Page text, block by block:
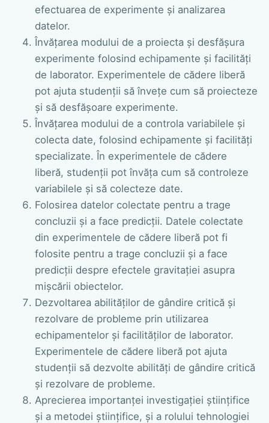
efectuarea de experimente și analizarea
datelor.
Învățarea modului de a proiecta și desfășura
experimente folosind echipamente și facilități
de laborator. Experimentele de cădere liberă
pot ajuta studenții să învețe cum să proiecteze
și să desfășoare experimente.
Învățarea modului de a controla variabilele și
colecta date, folosind echipamente și facilități
specializate. În experimentele de cădere
liberă, studenții pot învăța cum să controleze
variabilele și să colecteze date.
Folosirea datelor colectate pentru a trage
concluzii și a face predicții. Datele colectate
din experimentele de cădere liberă pot fi
folosite pentru a trage concluzii și a face
predicții despre efectele gravitației asupra
mișcării obiectelor.
Dezvoltarea abilităților de gândire critică și
rezolvare de probleme prin utilizarea
echipamentelor și facilităților de laborator.
Experimentele de cădere liberă pot ajuta
studenții să dezvolte abilități de gândire critică
și rezolvare de probleme.
Aprecierea importanței investigației științifice
și a metodei științifice, și a rolului tehnologiei